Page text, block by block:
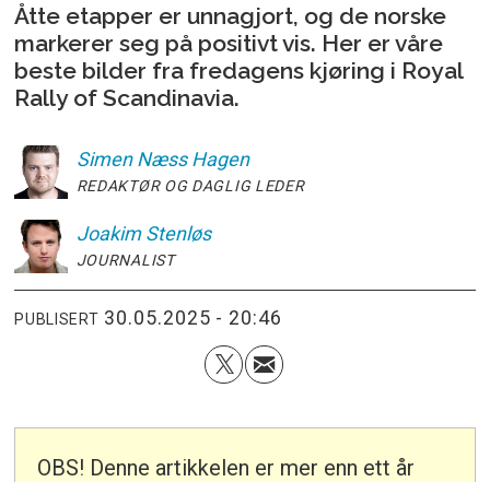
Åtte etapper er unnagjort, og de norske
markerer seg på positivt vis. Her er våre
beste bilder fra fredagens kjøring i Royal
Rally of Scandinavia.
Simen Næss Hagen
REDAKTØR OG DAGLIG LEDER
Joakim Stenløs
JOURNALIST
PUBLISERT 30.05.2025 - 20:46
OBS! Denne artikkelen er mer enn ett år